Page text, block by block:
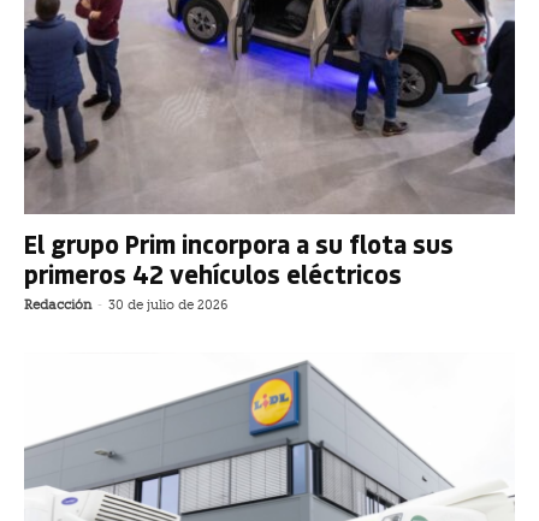
El grupo Prim incorpora a su flota sus
primeros 42 vehículos eléctricos
Redacción - 30 de julio de 2026